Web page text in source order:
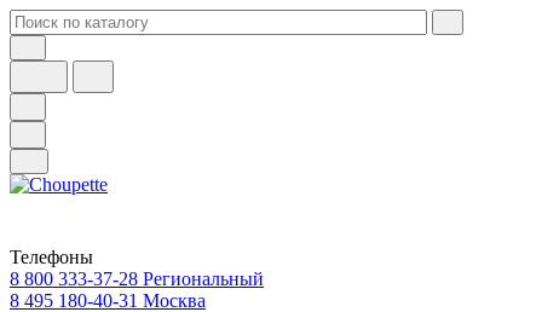
Телефоны
8 800 333-37-28 Региональный
8 495 180-40-31 Москва